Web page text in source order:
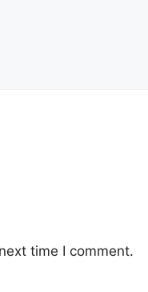
time I comment.